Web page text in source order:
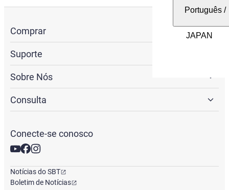
Português/
Comprar
Suporte
Sobre Nós
Consulta
Conecte-se conosco
Notícias do SBT
Boletim de Notícias